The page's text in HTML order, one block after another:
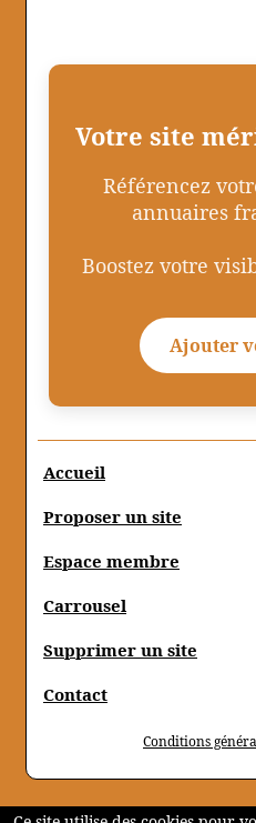
Votre site
Référencez
annuaires
Boostez votre
Ajouter
Accueil
Proposer un site
Espace membre
Carrousel
Supprimer un site
Contact
Conditions